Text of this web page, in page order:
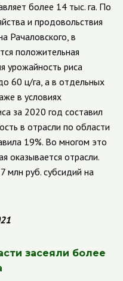
более 14 тыс. га. По
и продовольствия
Рачаловского, в
положительная
урожайность риса
60 ц/га, а в отдельных
в условиях
за 2020 год составил
в отрасли по области
19%. Во многом это
оказывается отрасли.
млн руб. субсидий на
засеяли более